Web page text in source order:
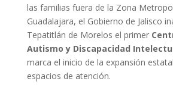
las familias fuera de la Zona
Guadalajara, el Gobierno de Jalisco
Tepatitlán de Morelos el primer
Autismo y Discapacidad
marca el inicio de la expansión
espacios de atención.